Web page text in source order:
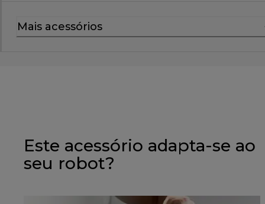
Mais acessórios
Este acessório adapta-se ao
seu robot?